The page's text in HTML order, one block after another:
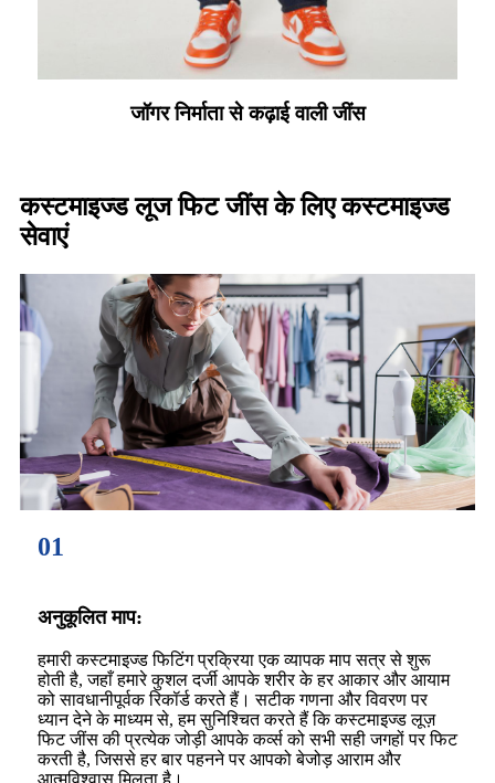
जॉगर निर्माता से कढ़ाई वाली जींस
कस्टमाइज्ड लूज फिट जींस के लिए कस्टमाइज्ड
सेवाएं
01
अनुकूलित माप:
हमारी कस्टमाइज्ड फिटिंग प्रक्रिया एक व्यापक माप सत्र से शुरू
होती है, जहाँ हमारे कुशल दर्जी आपके शरीर के हर आकार और आयाम
को सावधानीपूर्वक रिकॉर्ड करते हैं। सटीक गणना और विवरण पर
ध्यान देने के माध्यम से, हम सुनिश्चित करते हैं कि कस्टमाइज्ड लूज़
फिट जींस की प्रत्येक जोड़ी आपके कर्व्स को सभी सही जगहों पर फिट
करती है, जिससे हर बार पहनने पर आपको बेजोड़ आराम और
आत्मविश्वास मिलता है।